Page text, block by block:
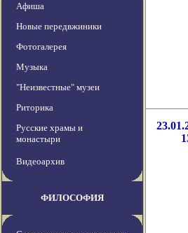
Афиша
Новые передвжиники
Фотогалерея
Музыка
"Неизвестные" музеи
Риторика
Русские храмы и
монастыри
Видеоархив
ФИЛОСОФИЯ